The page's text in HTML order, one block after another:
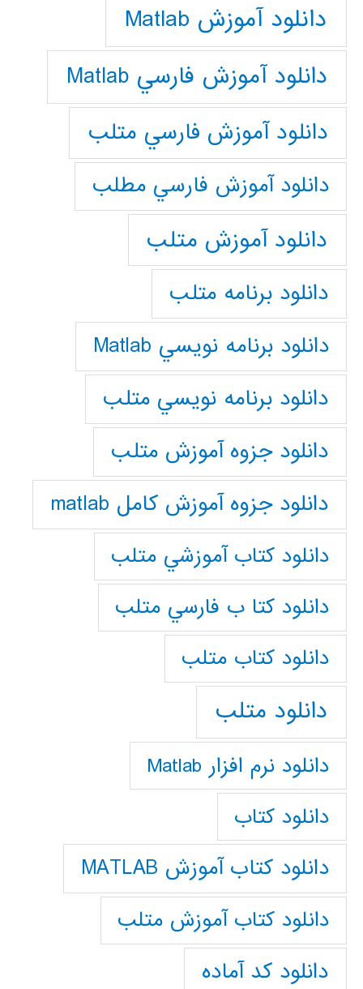
دانلود آموزش Matlab
دانلود آموزش فارسي Matlab
دانلود آموزش فارسي متلب
دانلود آموزش فارسي مطلب
دانلود آموزش متلب
دانلود برنامه متلب
دانلود برنامه نويسي Matlab
دانلود برنامه نويسي متلب
دانلود جزوه آموزش متلب
دانلود جزوه آموزش کامل matlab
دانلود كتاب آموزشي متلب
دانلود كتا ب فارسي متلب
دانلود كتاب متلب
دانلود متلب
دانلود نرم افزار Matlab
دانلود کتاب
دانلود کتاب آموزش MATLAB
دانلود کتاب آموزش متلب
دانلود کد آماده